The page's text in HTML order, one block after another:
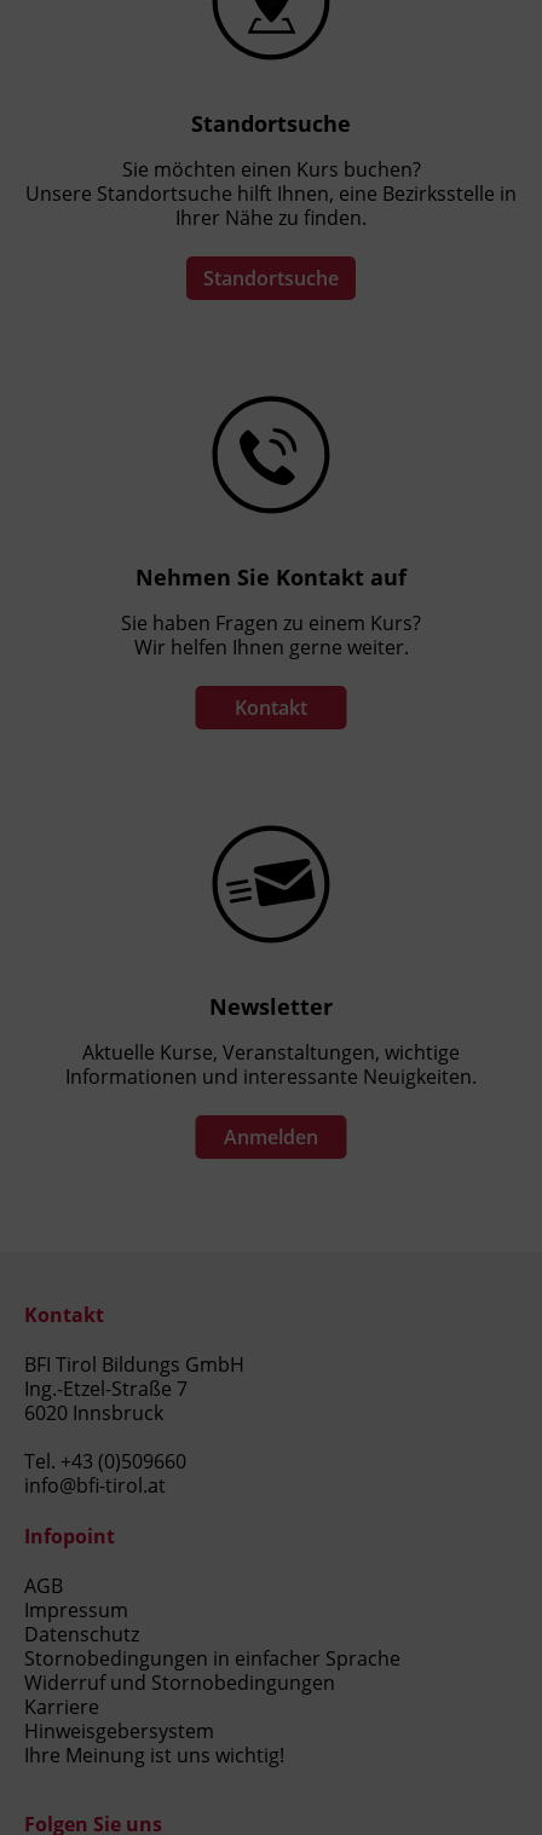
Standortsuche
Sie möchten einen Kurs buchen?
Unsere Standortsuche hilft Ihnen, eine Bezirksstelle in
Ihrer Nähe zu finden.
Standortsuche
Nehmen Sie Kontakt auf
Sie haben Fragen zu einem Kurs?
Wir helfen Ihnen gerne weiter.
Kontakt
Newsletter
Aktuelle Kurse, Veranstaltungen, wichtige
Informationen und interessante Neuigkeiten.
Anmelden
Kontakt
BFI Tirol Bildungs GmbH
Ing.-Etzel-Straße 7
6020 Innsbruck
Tel. +43 (0)509660
info@bfi-tirol.at
Infopoint
AGB
Impressum
Datenschutz
Stornobedingungen in einfacher Sprache
Widerruf und Stornobedingungen
Karriere
Hinweisgebersystem
Ihre Meinung ist uns wichtig!
Folgen Sie uns